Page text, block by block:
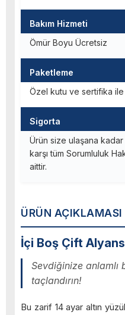
ÜRÜN AÇIKLAMASI
İçi Boş Çift
Sevdiğinize anlamlı
taçlandırın!
Bu zarif 14 ayar altın
Bakım Hizmeti
Ömür Boyu Ücretsiz
Paketleme
Özel kutu ve sertifika ile
Sigorta
Ürün size ulaşana
karşı tüm Sorumluluk
aittir.